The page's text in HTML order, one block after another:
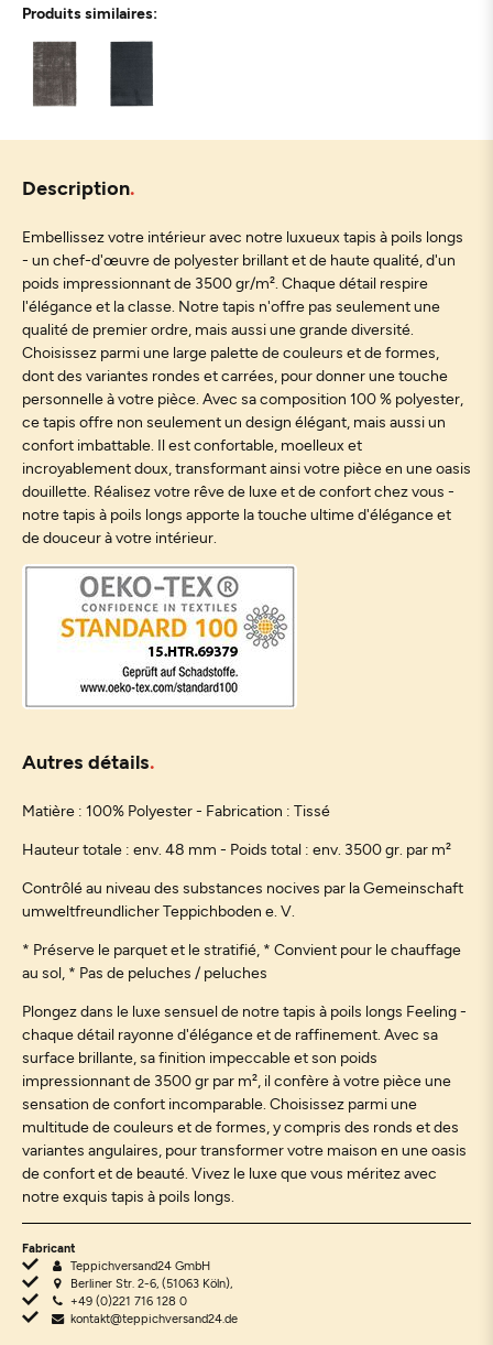
Produits similaires:
Description
Embellissez votre intérieur avec notre luxueux tapis à poils longs
- un chef-d'œuvre de polyester brillant et de haute qualité, d'un
poids impressionnant de 3500 gr/m². Chaque détail respire
l'élégance et la classe. Notre tapis n'offre pas seulement une
qualité de premier ordre, mais aussi une grande diversité.
Choisissez parmi une large palette de couleurs et de formes,
dont des variantes rondes et carrées, pour donner une touche
personnelle à votre pièce. Avec sa composition 100 % polyester,
ce tapis offre non seulement un design élégant, mais aussi un
confort imbattable. Il est confortable, moelleux et
incroyablement doux, transformant ainsi votre pièce en une oasis
douillette. Réalisez votre rêve de luxe et de confort chez vous -
notre tapis à poils longs apporte la touche ultime d'élégance et
de douceur à votre intérieur.
Autres détails
Matière : 100% Polyester - Fabrication : Tissé
Hauteur totale : env. 48 mm - Poids total : env. 3500 gr. par m²
Contrôlé au niveau des substances nocives par la Gemeinschaft
umweltfreundlicher Teppichboden e. V.
* Préserve le parquet et le stratifié, * Convient pour le chauffage
au sol, * Pas de peluches / peluches
Plongez dans le luxe sensuel de notre tapis à poils longs Feeling -
chaque détail rayonne d'élégance et de raffinement. Avec sa
surface brillante, sa finition impeccable et son poids
impressionnant de 3500 gr par m², il confère à votre pièce une
sensation de confort incomparable. Choisissez parmi une
multitude de couleurs et de formes, y compris des ronds et des
variantes angulaires, pour transformer votre maison en une oasis
de confort et de beauté. Vivez le luxe que vous méritez avec
notre exquis tapis à poils longs.
Fabricant
Teppichversand24 GmbH
Berliner Str. 2-6, (51063 Köln),
+49 (0)221 716 128 0
kontakt@teppichversand24.de